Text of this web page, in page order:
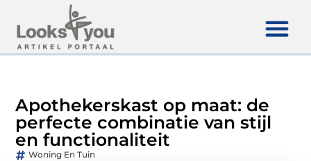
Apothekerskast op maat: de
perfecte combinatie van stijl
en functionaliteit
Woning En Tuin